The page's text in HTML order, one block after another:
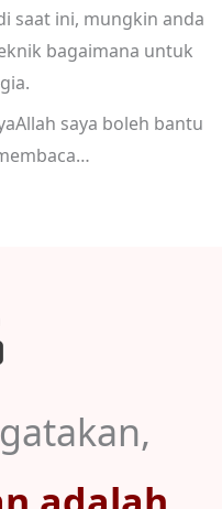
saat ini, mungkin anda
bagaimana untuk
saya boleh bantu